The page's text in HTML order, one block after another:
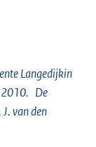
Langedijkin
2010. De
van den